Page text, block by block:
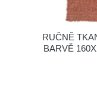
RUČNĚ
BARVĚ